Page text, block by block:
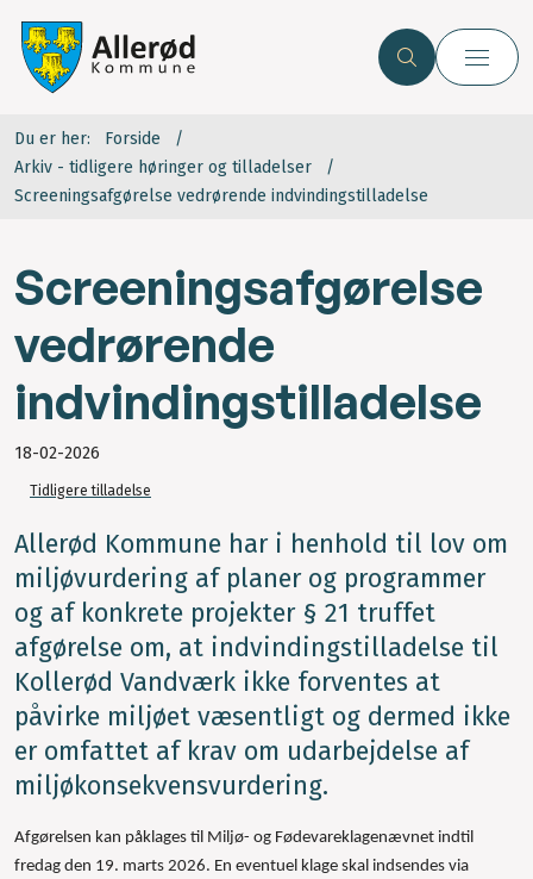
Du er her:
Forside
Arkiv - tidligere høringer og tilladelser
Screeningsafgørelse vedrørende indvindingstilladelse
Screeningsafgørelse
vedrørende
indvindingstilladelse
18-02-2026
Tidligere tilladelse
Allerød Kommune har i henhold til lov om
miljøvurdering af planer og programmer
og af konkrete projekter § 21 truffet
afgørelse om, at indvindingstilladelse til
Kollerød Vandværk ikke forventes at
påvirke miljøet væsentligt og dermed ikke
er omfattet af krav om udarbejdelse af
miljøkonsekvensvurdering.
Afgørelsen kan påklages til Miljø- og Fødevareklagenævnet indtil
fredag den 19. marts 2026. En eventuel klage skal indsendes via